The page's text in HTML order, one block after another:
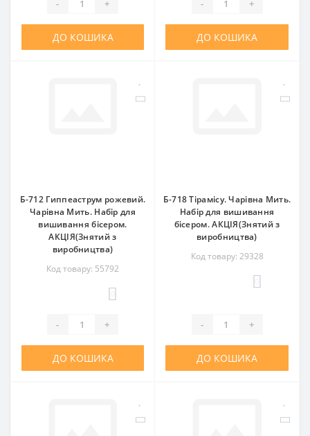
- +
ДО КОШИКА
- +
ДО КОШИКА
Б-712 Гиппеаструм рожевий.
Чарівна Мить. Набір для
вишивання бісером.
АКЦІЯ(Знятий з
виробництва)
Код товару: 55792
- +
ДО КОШИКА
Б-718 Тірамісу. Чарівна Мить.
Набір для вишивання
бісером. АКЦІЯ(Знятий з
виробництва)
Код товару: 29328
- +
ДО КОШИКА